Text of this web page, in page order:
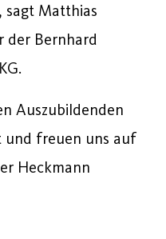
sagt Matthias
der Bernhard
Auszubildenden
und freuen uns auf
Heckmann